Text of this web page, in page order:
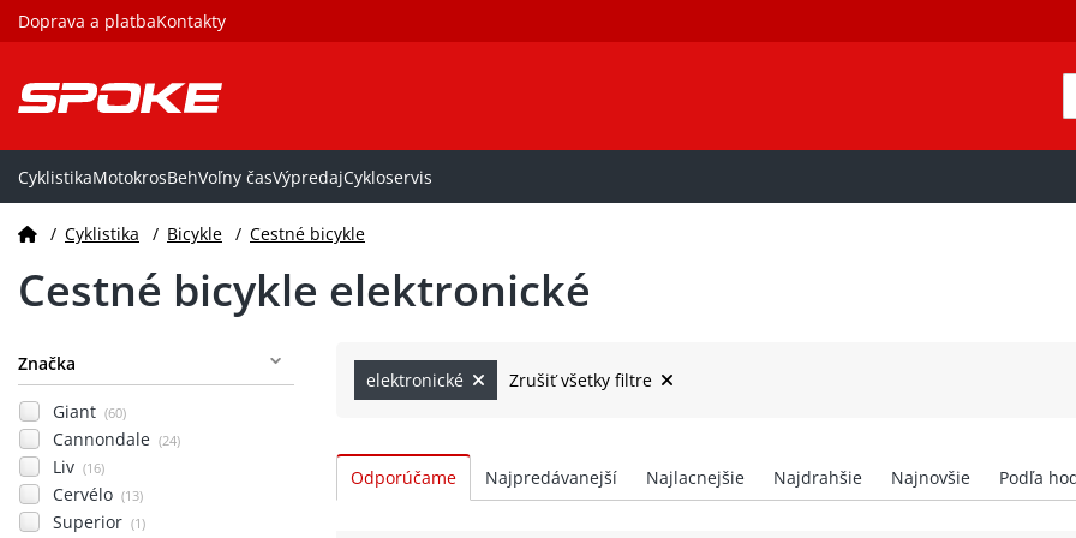
Doprava a platbaKontakty
CyklistikaMotokrosBehVoľny časVýpredajCykloservis
/ Cyklistika / Bicykle / Cestné bicykle
Cestné bicykle elektronické
Značka
Giant (60)
Cannondale (24)
Liv (16)
Cervélo (13)
Superior (1)
elektronické Zrušiť všetky filtre